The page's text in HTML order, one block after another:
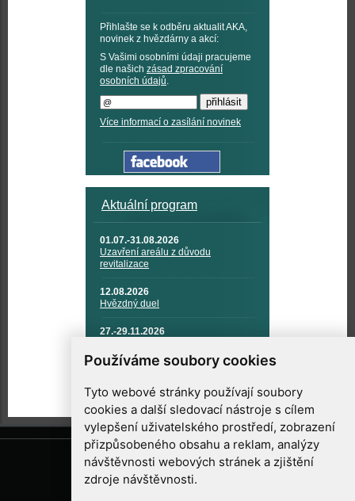
Používáme soubory cookies
Tyto webové stránky používají soubory
cookies a další sledovací nástroje s cílem
vylepšení uživatelského prostředí, zobrazení
přizpůsobeného obsahu a reklam, analýzy
návštěvnosti webových stránek a zjištění
zdroje návštěvnosti.
Přihlašte se k odběru aktualit AKA,
novinek z hvězdárny a akcí:
S Vašimi osobními údaji pracujeme
dle našich zásad zpracování
osobních údajů.
Více informací o zasílání novinek
Aktuální program
01.07.-31.08.2026
Uzavření areálu z důvodu
revitalizace
12.08.2026
Hvězdný duel
27.-29.11.2026
TECHNIKA A KOSMICKÉ
TECHNOLOGIE